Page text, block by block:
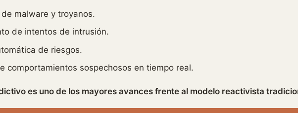
malware y troyanos.
de intentos de intrusión.
de riesgos.
comportamientos sospechosos en tiempo real.
es uno de los mayores avances frente al modelo reactivista